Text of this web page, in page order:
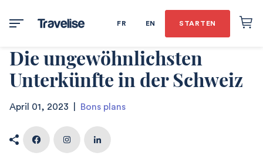
FR EN STARTEN
Die ungewöhnlichsten
Unterkünfte in der Schweiz
April 01, 2023 Bons plans